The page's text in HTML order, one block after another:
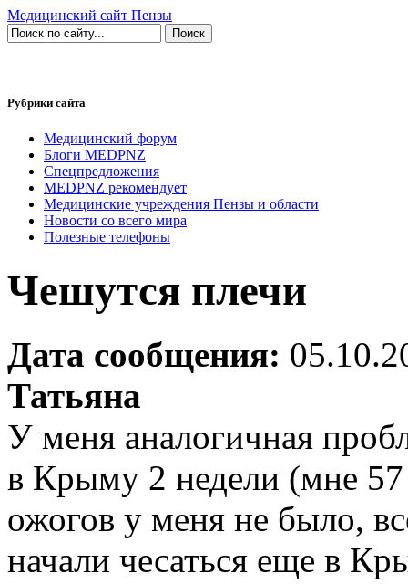
Медицинский сайт Пензы
Рубрики сайта
Медицинский форум
Блоги MEDPNZ
Спецпредложения
MEDPNZ рекомендует
Медицинские учреждения Пензы и области
Новости со всего мира
Полезные телефоны
Чешутся плечи
Дата сообщения:
Татьяна
У меня аналогичная
в Крыму 2 недели (мне 57
ожогов у меня не было,
начали чесаться еще в